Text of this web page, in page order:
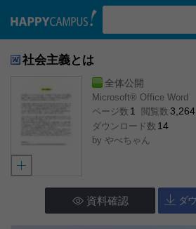
社会主義とは
全体公開
Microsoft® Office Word
ページ数 1 閲覧数 3,264
ダウンロード数 14
by やべちゃん
資料確認 ダ